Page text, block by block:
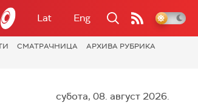
Lat Eng
СМАТРАЧНИЦА
АРХИВА РУБРИКА
субота, 08. август 2026.